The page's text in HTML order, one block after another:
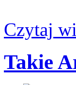
Czytaj
Takie